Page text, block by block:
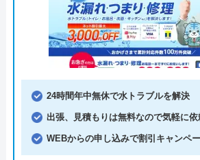
24時間年中無休で水トラブルを解決
出張、見積もりは無料なので気軽に依
WEBからの申し込みで割引キャンペ